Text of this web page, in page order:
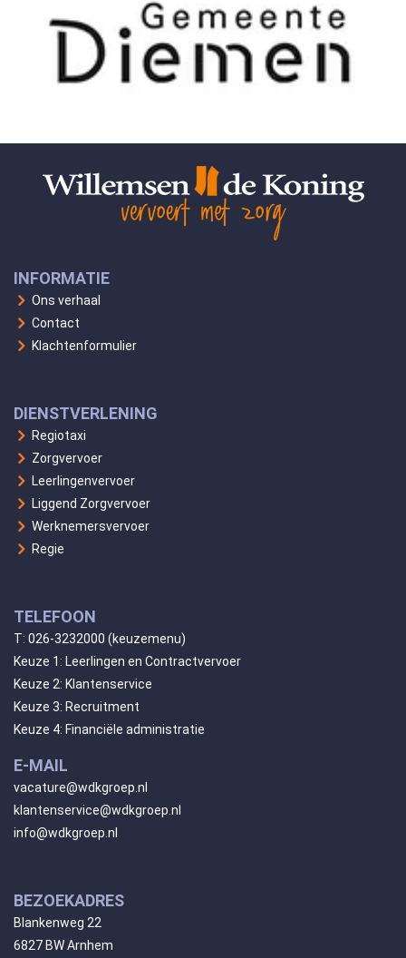
INFORMATIE
Ons verhaal
Contact
Klachtenformulier
DIENSTVERLENING
Regiotaxi
Zorgvervoer
Leerlingenvervoer
Liggend Zorgvervoer
Werknemersvervoer
Regie
TELEFOON
T: 026-3232000 (keuzemenu)
Keuze 1: Leerlingen en Contractvervoer
Keuze 2: Klantenservice
Keuze 3: Recruitment
Keuze 4: Financiële administratie
E-MAIL
vacature@wdkgroep.nl
klantenservice@wdkgroep.nl
info@wdkgroep.nl
BEZOEKADRES
Blankenweg 22
6827 BW Arnhem